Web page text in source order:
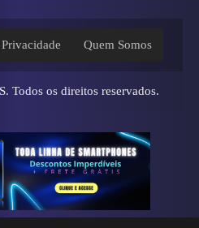
Quem Somos
. Todos os direitos reservados.